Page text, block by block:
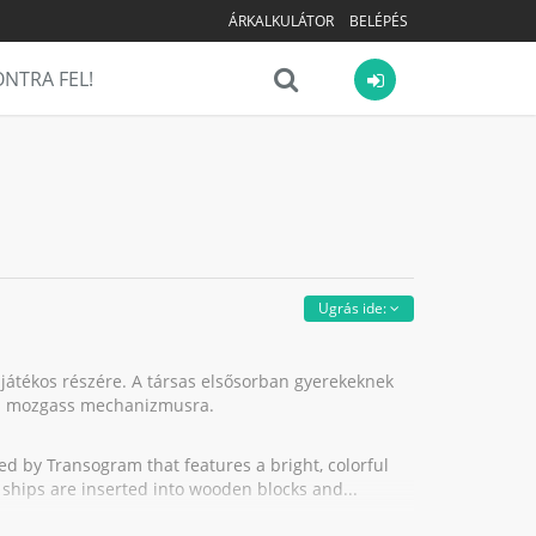
ÁRKALKULÁTOR BELÉPÉS
FEL!
Ugrás ide:
részére. A társas elsősorban gyerekeknek
mechanizmusra.
by Transogram that features a bright, colorful
are inserted into wooden blocks and...